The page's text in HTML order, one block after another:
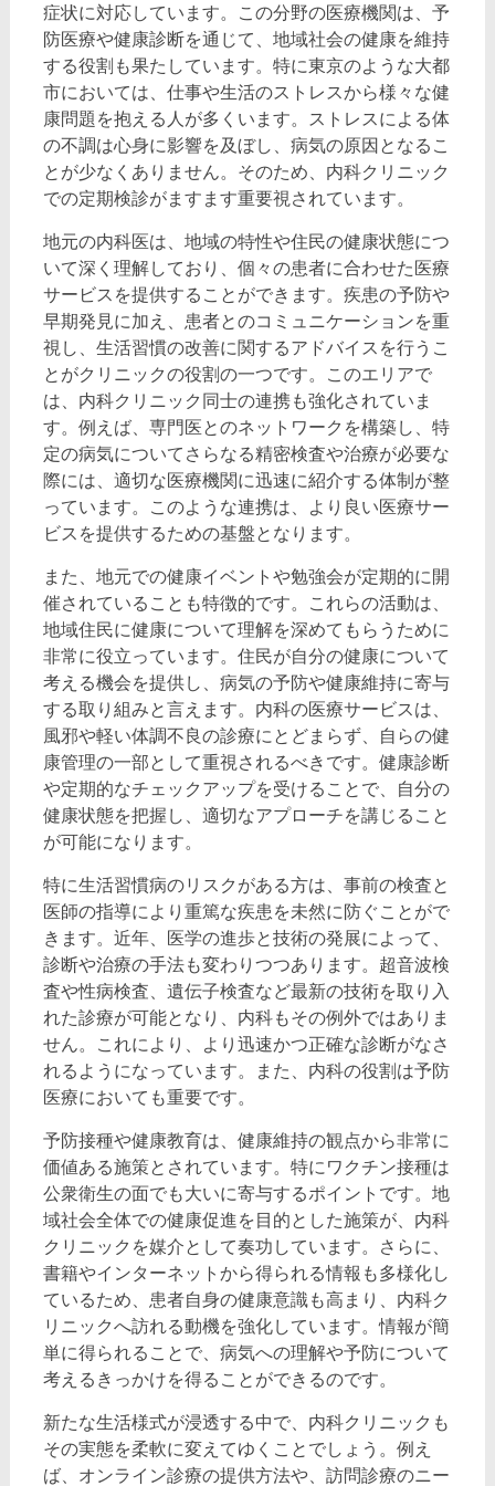
症状に対応しています。この分野の医療機関は、予
防医療や健康診断を通じて、地域社会の健康を維持
する役割も果たしています。特に東京のような大都
市においては、仕事や生活のストレスから様々な健
康問題を抱える人が多くいます。ストレスによる体
の不調は心身に影響を及ぼし、病気の原因となるこ
とが少なくありません。そのため、内科クリニック
での定期検診がますます重要視されています。
地元の内科医は、地域の特性や住民の健康状態につ
いて深く理解しており、個々の患者に合わせた医療
サービスを提供することができます。疾患の予防や
早期発見に加え、患者とのコミュニケーションを重
視し、生活習慣の改善に関するアドバイスを行うこ
とがクリニックの役割の一つです。このエリアで
は、内科クリニック同士の連携も強化されていま
す。例えば、専門医とのネットワークを構築し、特
定の病気についてさらなる精密検査や治療が必要な
際には、適切な医療機関に迅速に紹介する体制が整
っています。このような連携は、より良い医療サー
ビスを提供するための基盤となります。
また、地元での健康イベントや勉強会が定期的に開
催されていることも特徴的です。これらの活動は、
地域住民に健康について理解を深めてもらうために
非常に役立っています。住民が自分の健康について
考える機会を提供し、病気の予防や健康維持に寄与
する取り組みと言えます。内科の医療サービスは、
風邪や軽い体調不良の診療にとどまらず、自らの健
康管理の一部として重視されるべきです。健康診断
や定期的なチェックアップを受けることで、自分の
健康状態を把握し、適切なアプローチを講じること
が可能になります。
特に生活習慣病のリスクがある方は、事前の検査と
医師の指導により重篤な疾患を未然に防ぐことがで
きます。近年、医学の進歩と技術の発展によって、
診断や治療の手法も変わりつつあります。超音波検
査や性病検査、遺伝子検査など最新の技術を取り入
れた診療が可能となり、内科もその例外ではありま
せん。これにより、より迅速かつ正確な診断がなさ
れるようになっています。また、内科の役割は予防
医療においても重要です。
予防接種や健康教育は、健康維持の観点から非常に
価値ある施策とされています。特にワクチン接種は
公衆衛生の面でも大いに寄与するポイントです。地
域社会全体での健康促進を目的とした施策が、内科
クリニックを媒介として奏功しています。さらに、
書籍やインターネットから得られる情報も多様化し
ているため、患者自身の健康意識も高まり、内科ク
リニックへ訪れる動機を強化しています。情報が簡
単に得られることで、病気への理解や予防について
考えるきっかけを得ることができるのです。
新たな生活様式が浸透する中で、内科クリニックも
その実態を柔軟に変えてゆくことでしょう。例え
ば、オンライン診療の提供方法や、訪問診療のニー